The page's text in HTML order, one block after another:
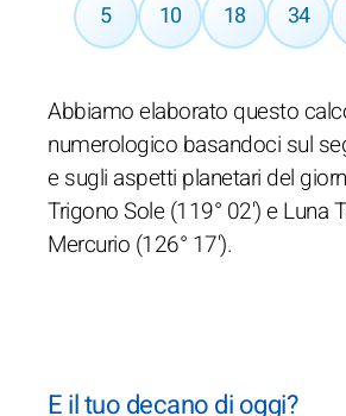
5 10 18 34
Abbiamo elaborato questo
numerologico basandoci sul
e sugli aspetti planetari del
Trigono Sole (119° 02') e Luna
Mercurio (126° 17').
E il tuo decano di oggi?